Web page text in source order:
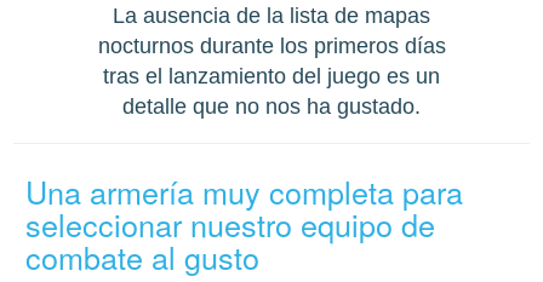
La ausencia de la lista de mapas
nocturnos durante los primeros días
tras el lanzamiento del juego es un
detalle que no nos ha gustado.
Una armería muy completa para
seleccionar nuestro equipo de
combate al gusto